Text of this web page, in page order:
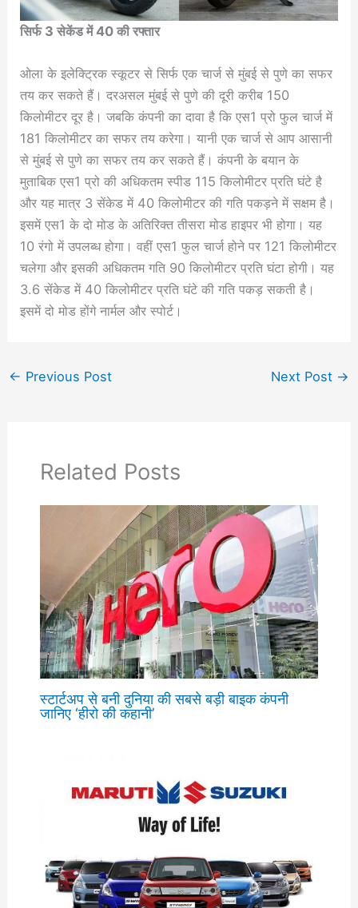
सिर्फ 3 सेकेंड में 40 की रफ्तार
ओला के इलेक्ट्रिक स्कूटर से सिर्फ एक चार्ज से मुंबई से पुणे का सफर
तय कर सकते हैं। दरअसल मुंबई से पुणे की दूरी करीब 150
किलोमीटर दूर है। जबकि कंपनी का दावा है कि एस1 प्रो फुल चार्ज में
181 किलोमीटर का सफर तय करेगा। यानी एक चार्ज से आप आसानी
से मुंबई से पुणे का सफर तय कर सकते हैं। कंपनी के बयान के
मुताबिक एस1 प्रो की अधिकतम स्पीड 115 किलोमीटर प्रति घंटे है
और यह मात्र 3 सेंकेड में 40 किलोमीटर की गति पकड़ने में सक्षम है।
इसमें एस1 के दो मोड के अतिरिक्त तीसरा मोड हाइपर भी होगा। यह
10 रंगो में उपलब्ध होगा। वहीं एस1 फुल चार्ज होने पर 121 किलोमीटर
चलेगा और इसकी अधिकतम गति 90 किलोमीटर प्रति घंटा होगी। यह
3.6 सेंकेड में 40 किलोमीटर प्रति घंटे की गति पकड़ सकती है।
इसमें दो मोड होंगे नार्मल और स्पोर्ट।
← Previous Post Next Post →
Related Posts
स्टार्टअप से बनी दुनिया की सबसे बड़ी बाइक कंपनी
जानिए ‘हीरो की कहानी’